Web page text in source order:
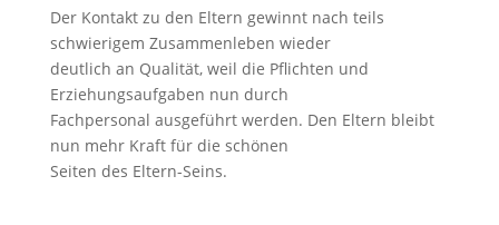
Der Kontakt zu den Eltern gewinnt nach teils
schwierigem Zusammenleben wieder
deutlich an Qualität, weil die Pflichten und
Erziehungsaufgaben nun durch
Fachpersonal ausgeführt werden. Den Eltern bleibt
nun mehr Kraft für die schönen
Seiten des Eltern-Seins.